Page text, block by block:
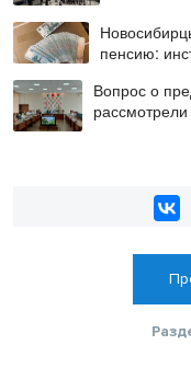
пенсию:
Вопрос о